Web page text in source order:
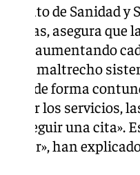
de Sanidad
Navas, asegura que
están aumentando
maltrecho
de forma
los servicios,
una cita».
ser», han